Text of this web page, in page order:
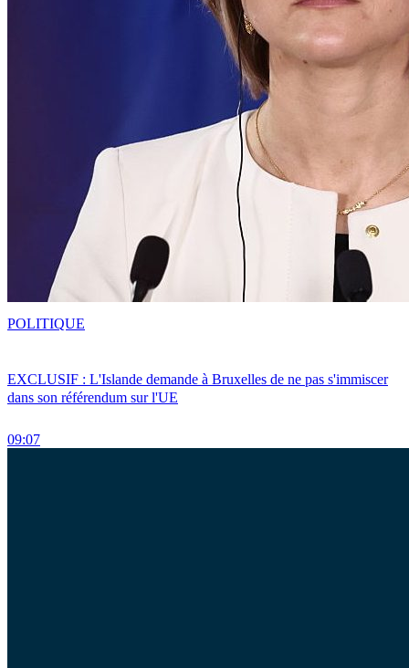
EXCLUSIF : L'Islande demande à Bruxelles de ne pas s'immiscer
dans son référendum sur l'UE
09:07
POLITIQUE